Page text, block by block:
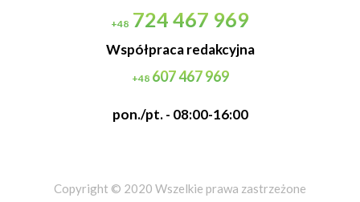
+48 724 467 969
Współpraca redakcyjna
+48607 467 969
pon./pt. - 08:00-16:00
Copyright © 2020 Wszelkie prawa zastrzeżone